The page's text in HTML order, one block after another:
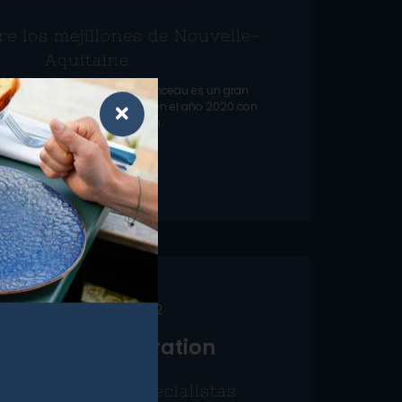
los mejillones de Nouvelle-
Aquitaine
cepa, Christopher Coutanceau es un gran
que fue recompensado en el año 2020 con
una tercera estrella Michelin.
LEER EL ARTÍCUL O
13 DE JUNIO DE 2022
Restauration
unos especialistas